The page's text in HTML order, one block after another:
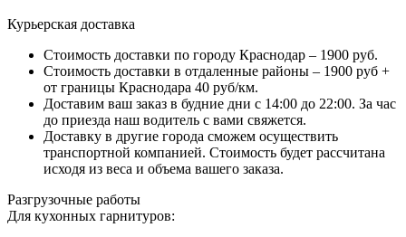
Курьерская доставка
Стоимость доставки по городу Краснодар – 1900 руб.
Стоимость доставки в отдаленные районы – 1900 руб +
от границы Краснодара 40 руб/км.
Доставим ваш заказ в будние дни с 14:00 до 22:00. За час
до приезда наш водитель с вами свяжется.
Доставку в другие города сможем осуществить
транспортной компанией. Стоимость будет рассчитана
исходя из веса и объема вашего заказа.
Разгрузочные работы
Для кухонных гарнитуров: